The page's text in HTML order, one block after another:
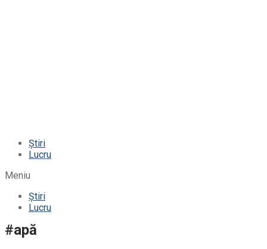
Știri
Lucru
Meniu
Știri
Lucru
#apă